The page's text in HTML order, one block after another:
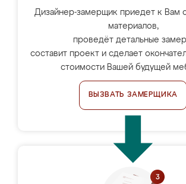
Дизайнер-замерщик приедет к Вам
материалов,
проведёт детальные
составит проект и сделает
стоимости Вашей будущей
ВЫЗВАТЬ ЗАМЕРЩИКА